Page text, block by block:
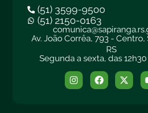
(51) 3599-9500
(51) 2150-0163
Av. João Corrêa, 793 - Centro,
RS
Segunda a sexta, das 12h30